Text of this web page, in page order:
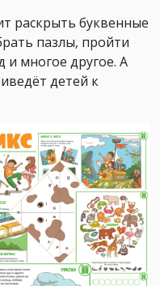
раскрыть буквенные
пазлы, пройти
многое другое. А
детей к